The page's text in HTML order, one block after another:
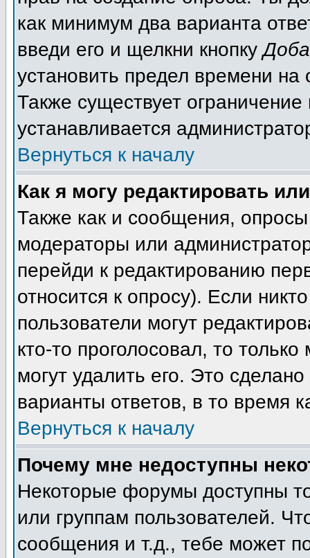
как минимум два варианта
введи его и щелкни кнопку
установить предел времени на
Также существует
устанавливается
Вернуться к началу
Как я могу редактировать
Также как и сообщения, опросы
модераторы или
перейди к редактированию
относится к опросу). Если
пользователи могут
кто-то проголосовал, то
могут удалить его. Это
варианты ответов, в то время
Вернуться к началу
Почему мне недоступны
Некоторые форумы доступны
или группам пользователей.
сообщения и т.д., тебе может